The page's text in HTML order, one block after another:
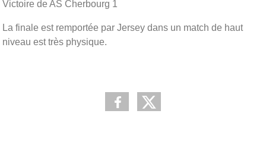
Victoire de AS Cherbourg 1
La finale est remportée par Jersey dans un match de haut
niveau est très physique.